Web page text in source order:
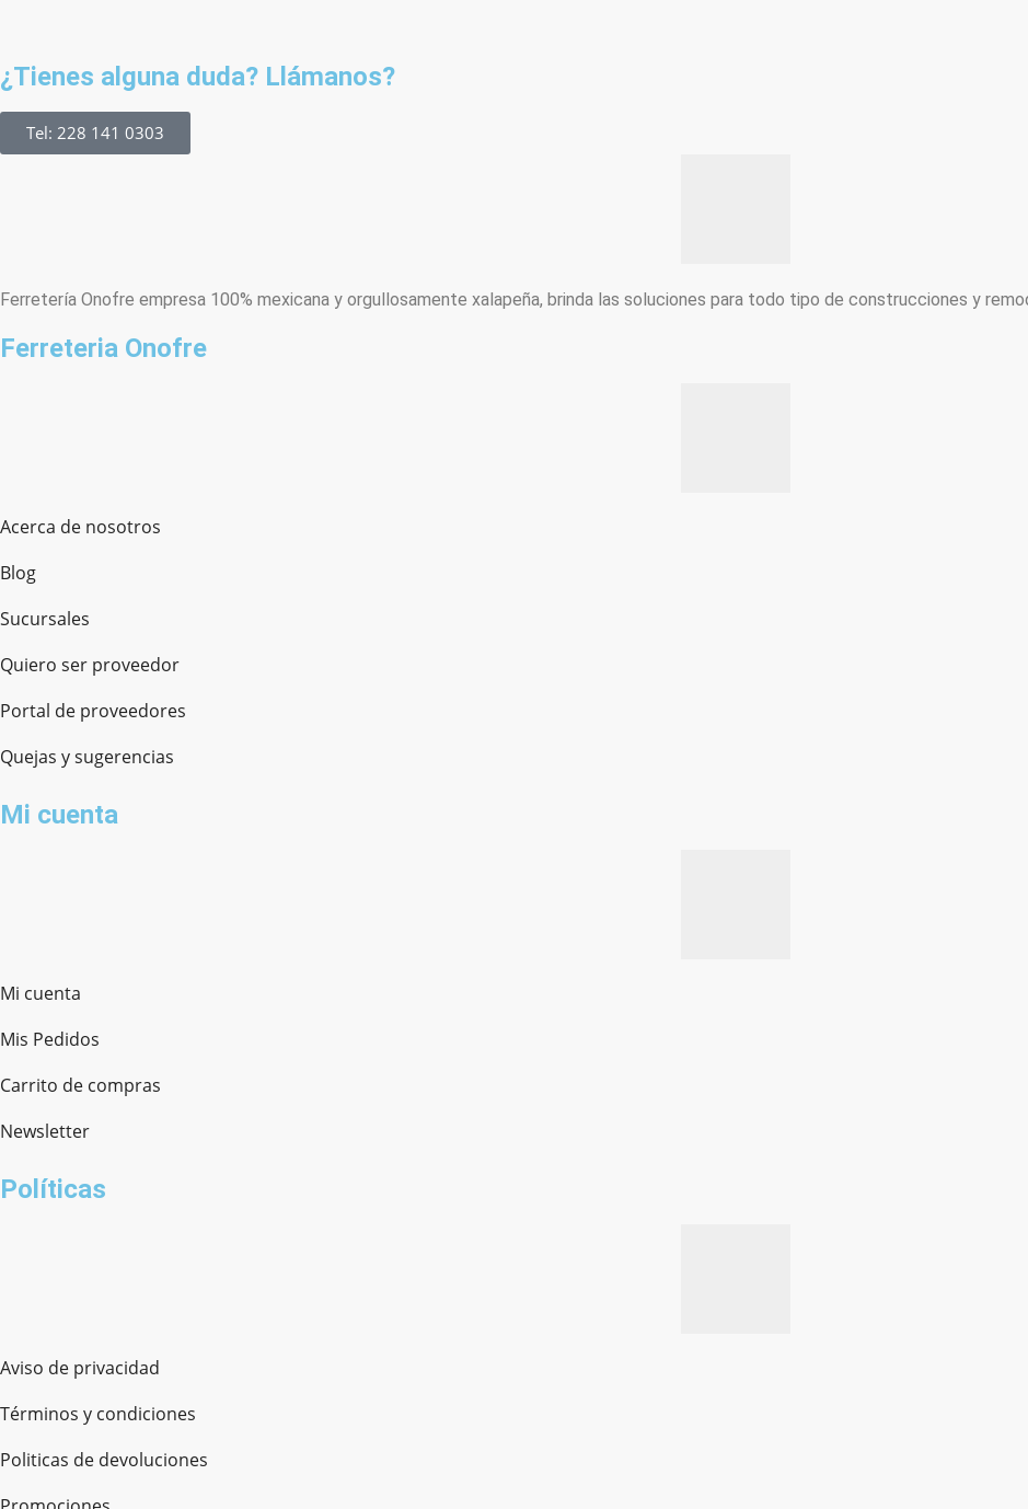
¿Tienes alguna duda? Llámanos?
Tel: 228 141 0303
Ferretería Onofre empresa 100% mexicana y orgullosamente xalapeña, brinda las soluciones para todo tipo de construcciones y
Ferreteria Onofre
Acerca de nosotros
Blog
Sucursales
Quiero ser proveedor
Portal de proveedores
Quejas y sugerencias
Mi cuenta
Mi cuenta
Mis Pedidos
Carrito de compras
Newsletter
Políticas
Aviso de privacidad
Términos y condiciones
Politicas de devoluciones